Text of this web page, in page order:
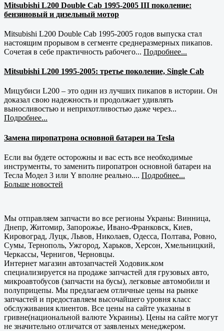
Mitsubishi L200 Double Cab 1995-2005 III поколение:
бензиновый и дизельный мотор
Mitsubishi L200 Double Cab 1995-2005 годов выпуска стал
настоящим прорывом в сегменте среднеразмерных пикапов.
Сочетая в себе практичность рабочего... Подробнее...
Mitsubishi L200 1995-2005: третье поколение, Single Cab
Мицубиси L200 – это один из лучших пикапов в истории. Он
доказал свою надежность и продолжает удивлять
выносливостью и неприхотливостью даже через...
Подробнее...
Замена пиропатрона основной батареи на Tesla
Если вы будете осторожны и вас есть все необходимые
инструменты, то заменить пиропатрон основной батареи на
Тесла Модел 3 или Y вполне реально.... Подробнее...
Больше новостей
Мы отправляем запчасти во все регионы Украны: Винница,
Днепр, Житомир, Запорожье, Ивано-Франковск, Киев,
Кировоград, Луцк, Львов, Николаев, Одесса, Полтава, Ровно,
Сумы, Тернополь, Ужгород, Харьков, Херсон, Хмельницкий,
Черкассы, Чернигов, Черновцы.
Интернет магазин автозапчастей Ходовик.ком
специализируется на продаже запчастей для грузовых авто,
микроавтобусов (запчасти на бусы), легковые автомобили и
полуприцепы. Мы предлагаем отличные цены на рынке
запчастей и предоставляем высочайшего уровня класс
обслуживания клиентов. Все цены на сайте указаны в
гривне(национальной валюте Украины). Цены на сайте могут
не значительно отличатся от заявленых менеджером.